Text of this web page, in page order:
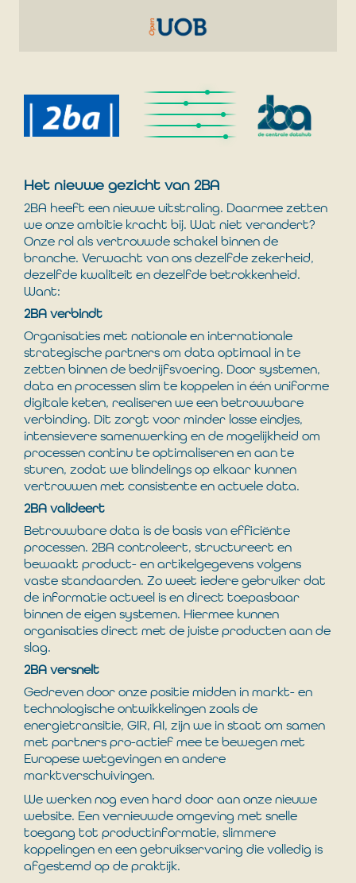
Het nieuwe gezicht van 2BA
2BA heeft een nieuwe uitstraling. Daarmee zetten
we onze ambitie kracht bij. Wat niet verandert?
Onze rol als vertrouwde schakel binnen de
branche. Verwacht van ons dezelfde zekerheid,
dezelfde kwaliteit en dezelfde betrokkenheid.
Want:
2BA verbindt
Organisaties met nationale en internationale
strategische partners om data optimaal in te
zetten binnen de bedrijfsvoering. Door systemen,
data en processen slim te koppelen in één uniforme
digitale keten, realiseren we een betrouwbare
verbinding. Dit zorgt voor minder losse eindjes,
intensievere samenwerking en de mogelijkheid om
processen continu te optimaliseren en aan te
sturen, zodat we blindelings op elkaar kunnen
vertrouwen met consistente en actuele data.
2BA valideert
Betrouwbare data is de basis van efficiënte
processen. 2BA controleert, structureert en
bewaakt product- en artikelgegevens volgens
vaste standaarden. Zo weet iedere gebruiker dat
de informatie actueel is en direct toepasbaar
binnen de eigen systemen. Hiermee kunnen
organisaties direct met de juiste producten aan de
slag.
2BA versnelt
Gedreven door onze positie midden in markt- en
technologische ontwikkelingen zoals de
energietransitie, GIR, AI, zijn we in staat om samen
met partners pro-actief mee te bewegen met
Europese wetgevingen en andere
marktverschuivingen.
We werken nog even hard door aan onze nieuwe
website. Een vernieuwde omgeving met snelle
toegang tot productinformatie, slimmere
koppelingen en een gebruikservaring die volledig is
afgestemd op de praktijk.